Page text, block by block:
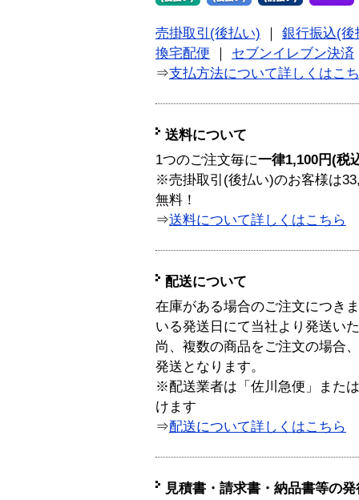
売掛取引(後払い) ｜ 銀行振込(後
換宅配便 ｜ セブンイレブン決済
⇒支払方法について詳しくはこ
送料について
1つのご注文毎に一律1,100円(税
※売掛取引(後払い)のお客様は
無料！
⇒送料について詳しくはこちら
配送について
在庫がある場合のご注文につき
いる発送日にて当社より発送い
尚、複数の商品をご注文の場合
発送となります。
※配送業者は「佐川急便」また
けます
⇒配送について詳しくはこちら
見積書・請求書・納品書等の